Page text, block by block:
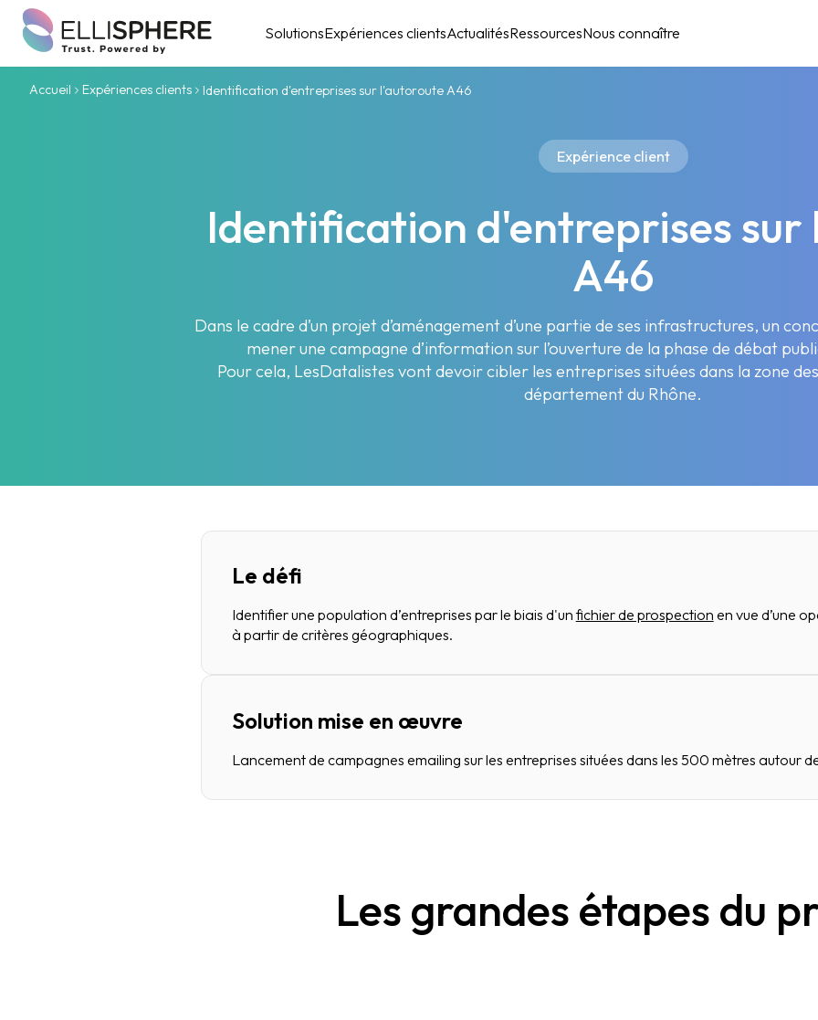
SolutionsExpériences clientsActualitésRessourcesNous connaître
Accueil Expériences clients Identification d'entreprises sur l'autoroute A46
Expérience client
Identification d'entreprises sur
A46
Dans le cadre d’un projet d’aménagement d’une partie de ses infrastructures, un
mener une campagne d’information sur l’ouverture de la phase de débat
Pour cela, LesDatalistes vont devoir cibler les entreprises situées dans la zone
département du Rhône.
Le défi
Identifier une population d’entreprises par le biais d'un fichier de prospection en vue d’une
à partir de critères géographiques.
Solution mise en œuvre
Lancement de campagnes emailing sur les entreprises situées dans les 500 mètres autour
Les grandes étapes du